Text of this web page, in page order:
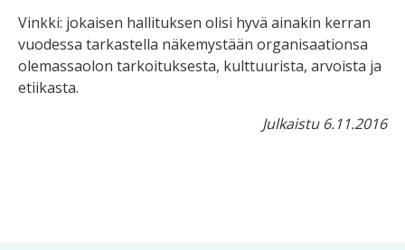
Vinkki: jokaisen hallituksen olisi hyvä ainakin kerran
vuodessa tarkastella näkemystään organisaationsa
olemassaolon tarkoituksesta, kulttuurista, arvoista ja
etiikasta.
Julkaistu 6.11.2016